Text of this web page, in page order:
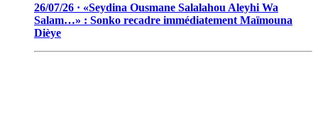
26/07/26 · «Seydina Ousmane Salalahou Aleyhi Wa
Salam…» : Sonko recadre immédiatement Maïmouna
Dièye